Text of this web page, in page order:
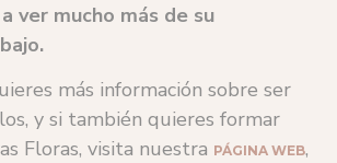
ver mucho más de su
más información sobre ser
y si también quieres formar
Floras, visita nuestra PÁGINA WEB,